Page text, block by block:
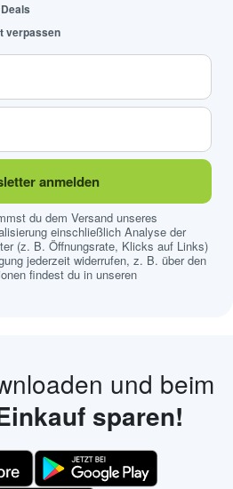
verpassen
anmelden
du dem Versand unseres
einschließlich Analyse der
(z. B. Öffnungsrate, Klicks auf Links)
jederzeit widerrufen, z. B. über den
findest du in unseren
und beim
sparen!